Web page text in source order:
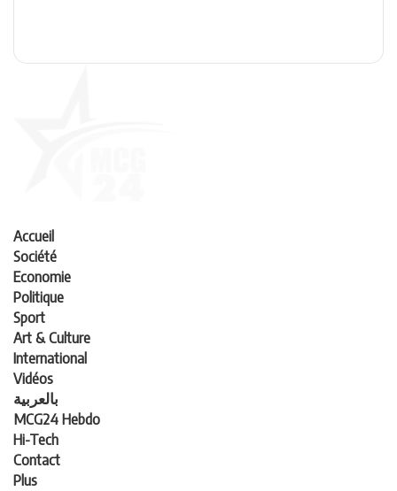
Accueil
Société
Economie
Politique
Sport
Art & Culture
International
Vidéos
بالعربية
MCG24 Hebdo
Hi-Tech
Contact
Plus